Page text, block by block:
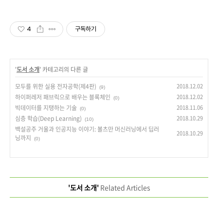
4 구독하기
'도서 소개' 카테고리의 다른 글
모두를 위한 실용 전자공학(제4판)
(9) 2018.12.02
하이퍼레저 패브릭으로 배우는 블록체인 (0) 2018.12.02
빅데이터를 지탱하는 기술 (0) 2018.11.06
심층 학습(Deep Learning) (10) 2018.10.29
백설공주 거울과 인공지능 이야기: 볼츠만 머신러닝에서 딥러
닝까지
(0)
2018.10.29
'도서 소개'Related Articles